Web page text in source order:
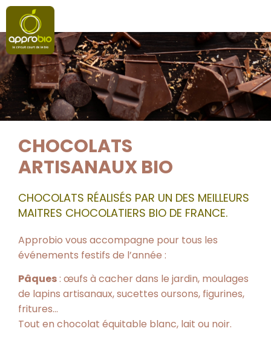
CHOCOLATS
ARTISANAUX BIO
CHOCOLATS RÉALISÉS PAR UN DES MEILLEURS
MAITRES CHOCOLATIERS BIO DE FRANCE.
Approbio vous accompagne pour tous les
événements festifs de l’année :
Pâques: œufs à cacher dans le jardin, moulages
de lapins artisanaux, sucettes oursons, figurines,
fritures…
Tout en chocolat équitable blanc, lait ou noir.